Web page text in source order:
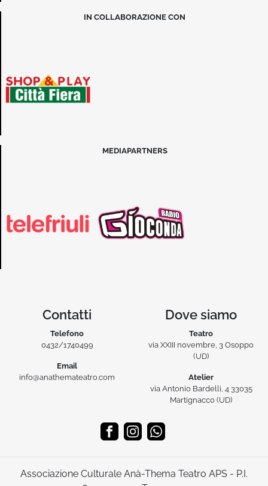
IN COLLABORAZIONE CON
MEDIAPARTNERS
Contatti
Telefono
0432/1740499
Email
info@anathemateatro.com
Dove siamo
Teatro
via XXIII novembre, 3 Osoppo
(UD)
Atelier
via Antonio Bardelli, 4 33035
Martignacco (UD)
Associazione Culturale Anà-Thema Teatro APS - P.I.